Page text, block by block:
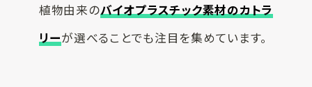
植物由来のバイオプラスチック素材のカトラ
リーが選べることでも注目を集めています。